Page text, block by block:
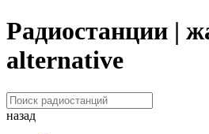
Радиостанции |
alternative
назад